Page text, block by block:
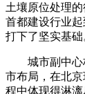
土壤原位处理
首都建设行业
打下了坚实基础
城市副中心
市布局，在北
程中体现得淋漓